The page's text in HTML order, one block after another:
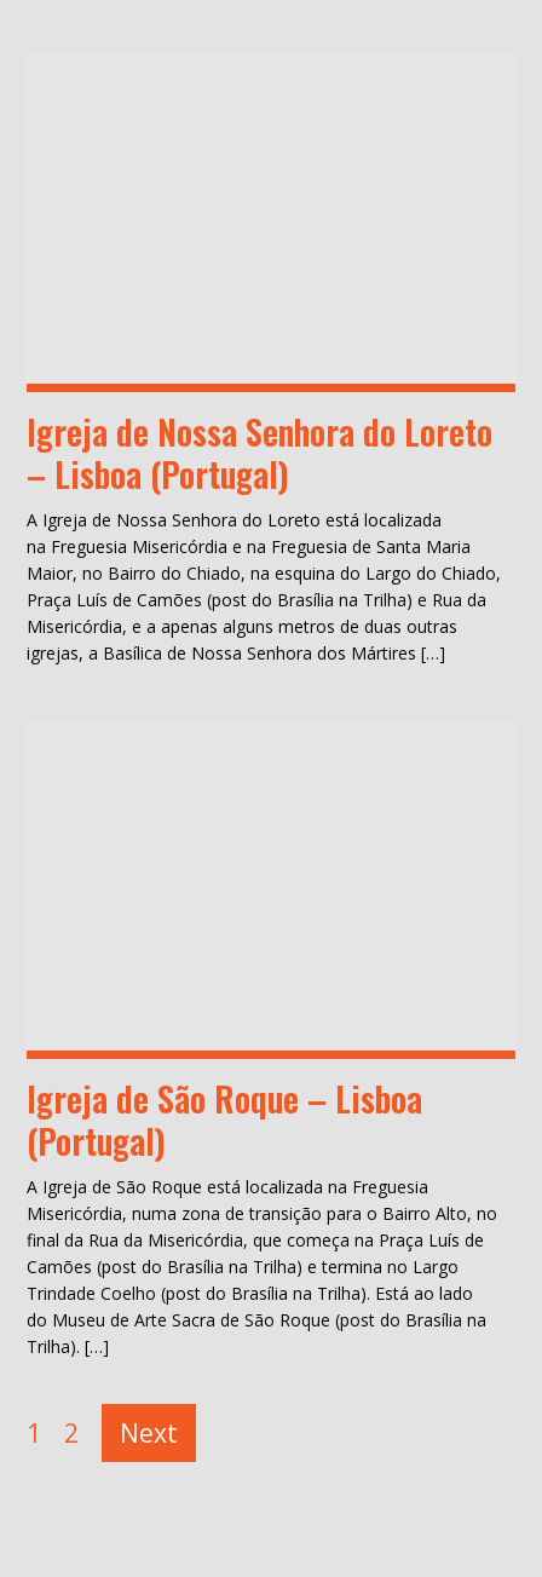
Igreja de Nossa Senhora do Loreto
– Lisboa (Portugal)
A Igreja de Nossa Senhora do Loreto está localizada
na Freguesia Misericórdia e na Freguesia de Santa Maria
Maior, no Bairro do Chiado, na esquina do Largo do Chiado,
Praça Luís de Camões (post do Brasília na Trilha) e Rua da
Misericórdia, e a apenas alguns metros de duas outras
igrejas, a Basílica de Nossa Senhora dos Mártires […]
Igreja de São Roque – Lisboa
(Portugal)
A Igreja de São Roque está localizada na Freguesia
Misericórdia, numa zona de transição para o Bairro Alto, no
final da Rua da Misericórdia, que começa na Praça Luís de
Camões (post do Brasília na Trilha) e termina no Largo
Trindade Coelho (post do Brasília na Trilha). Está ao lado
do Museu de Arte Sacra de São Roque (post do Brasília na
Trilha). […]
Paginação
1 2 Next